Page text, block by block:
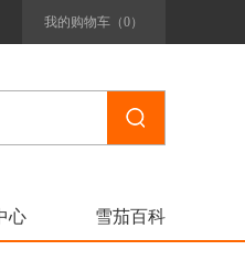
我的购物车（0）
心 雪茄百科